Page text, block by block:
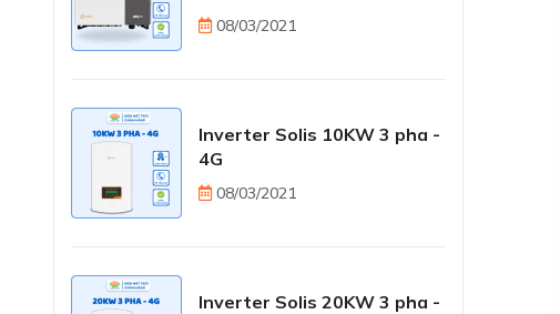
08/03/2021
Inverter Solis 10KW 3 pha -
4G
08/03/2021
Inverter Solis 20KW 3 pha -